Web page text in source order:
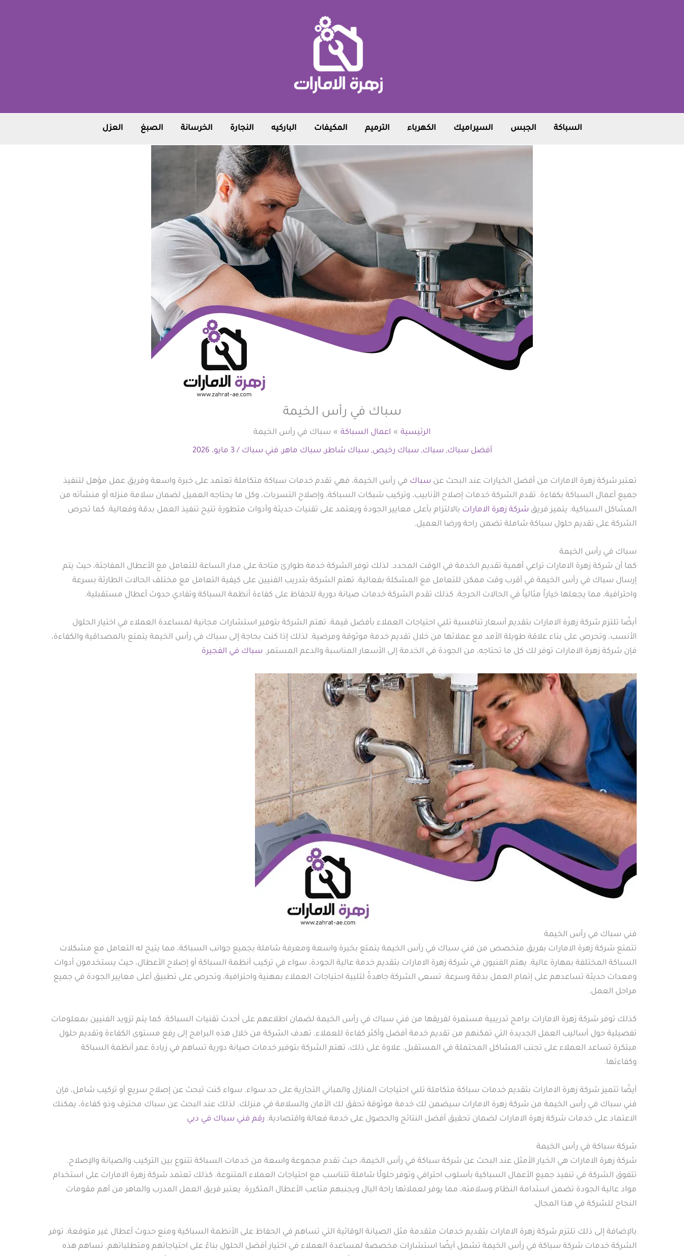
السباكة الجبس السيراميك الكهرباء الترميم المكيفات الباركيه النجارة الخرسانة الصبغ العزل
سباك في رأس الخيمة
الرئيسية اعمال السباكة سباك في رأس الخيمة
أفضل سباك, سباك, سباك رخيص, سباك شاطر, سباك ماهر, فني سباك /3 مايو، 2026
تعتبر شركة زهرة الامارات من أفضل الخيارات عند البحث عن سباك في رأس الخيمة، فهي تقدم خدمات سباكة متكاملة تعتمد على خبرة واسعة وفريق عمل مؤهل لتنفيذ
جميع أعمال السباكة بكفاءة. تقدم الشركة خدمات إصلاح الأنابيب، وتركيب شبكات السباكة، وإصلاح التسربات، وكل ما يحتاجه العميل لضمان سلامة منزله أو منشأته من
المشاكل السباكية. يتميز فريق شركة زهرة الامارات بالالتزام بأعلى معايير الجودة ويعتمد على تقنيات حديثة وأدوات متطورة تتيح تنفيذ العمل بدقة وفعالية. كما تحرص
الشركة على تقديم حلول سباكة شاملة تضمن راحة ورضا العميل.
سباك في رأس الخيمة
كما أن شركة زهرة الامارات تراعي أهمية تقديم الخدمة في الوقت المحدد. لذلك توفر الشركة خدمة طوارئ متاحة على مدار الساعة للتعامل مع الأعطال المفاجئة، حيث يتم
إرسال سباك في رأس الخيمة في أقرب وقت ممكن للتعامل مع المشكلة بفعالية. تهتم الشركة بتدريب الفنيين على كيفية التعامل مع مختلف الحالات الطارئة بسرعة
واحترافية، مما يجعلها خياراً مثالياً في الحالات الحرجة. كذلك تقدم الشركة خدمات صيانة دورية للحفاظ على كفاءة أنظمة السباكة وتفادي حدوث أعطال مستقبلية.
أيضًا تلتزم شركة زهرة الامارات بتقديم أسعار تنافسية تلبي احتياجات العملاء بأفضل قيمة. تهتم الشركة بتوفير استشارات مجانية لمساعدة العملاء في اختيار الحلول
الأنسب، وتحرص على بناء علاقة طويلة الأمد مع عملائها من خلال تقديم خدمة موثوقة ومرضية. لذلك إذا كنت بحاجة إلى سباك في رأس الخيمة يتمتع بالمصداقية والكفاءة،
فإن شركة زهرة الامارات توفر لك كل ما تحتاجه، من الجودة في الخدمة إلى الأسعار المناسبة والدعم المستمر. سباك في الفجيرة
فني سباك في رأس الخيمة
تتمتع شركة زهرة الامارات بفريق متخصص من فني سباك في رأس الخيمة يتمتع بخبرة واسعة ومعرفة شاملة بجميع جوانب السباكة، مما يتيح له التعامل مع مشكلات
السباكة المختلفة بمهارة عالية. يهتم الفنيون في شركة زهرة الامارات بتقديم خدمة عالية الجودة، سواء في تركيب أنظمة السباكة أو إصلاح الأعطال، حيث يستخدمون أدوات
ومعدات حديثة تساعدهم على إتمام العمل بدقة وسرعة. تسعى الشركة جاهدةً لتلبية احتياجات العملاء بمهنية واحترافية، وتحرص على تطبيق أعلى معايير الجودة في جميع
مراحل العمل.
كذلك توفر شركة زهرة الامارات برامج تدريبية مستمرة لفريقها من فني سباك في رأس الخيمة لضمان اطلاعهم على أحدث تقنيات السباكة. كما يتم تزويد الفنيين بمعلومات
تفصيلية حول أساليب العمل الجديدة التي تمكنهم من تقديم خدمة أفضل وأكثر كفاءة للعملاء. تهدف الشركة من خلال هذه البرامج إلى رفع مستوى الكفاءة وتقديم حلول
مبتكرة تساعد العملاء على تجنب المشاكل المحتملة في المستقبل. علاوة على ذلك، تهتم الشركة بتوفير خدمات صيانة دورية تساهم في زيادة عمر أنظمة السباكة
وكفاءتها.
أيضًا تتميز شركة زهرة الامارات بتقديم خدمات سباكة متكاملة تلبي احتياجات المنازل والمباني التجارية على حد سواء. سواء كنت تبحث عن إصلاح سريع أو تركيب شامل، فإن
فني سباك في رأس الخيمة من شركة زهرة الامارات سيضمن لك خدمة موثوقة تحقق لك الأمان والسلامة في منزلك. لذلك عند البحث عن سباك محترف وذو كفاءة، يمكنك
الاعتماد على خدمات شركة زهرة الامارات لضمان تحقيق أفضل النتائج والحصول على خدمة فعالة واقتصادية. رقم فني سباك في دبي
شركة سباكة في رأس الخيمة
شركة زهرة الامارات هي الخيار الأمثل عند البحث عن شركة سباكة في رأس الخيمة، حيث تقدم مجموعة واسعة من خدمات السباكة تتنوع بين التركيب والصيانة والإصلاح.
تتفوق الشركة في تنفيذ جميع الأعمال السباكية بأسلوب احترافي وتوفر حلولًا شاملة تتناسب مع احتياجات العملاء المتنوعة. كذلك تعتمد شركة زهرة الامارات على استخدام
مواد عالية الجودة تضمن استدامة النظام وسلامته، مما يوفر لعملائها راحة البال ويجنبهم متاعب الأعطال المتكررة. يعتبر فريق العمل المدرب والماهر من أهم مقومات
النجاح للشركة في هذا المجال.
بالإضافة إلى ذلك تلتزم شركة زهرة الامارات بتقديم خدمات متقدمة مثل الصيانة الوقائية التي تساهم في الحفاظ على الأنظمة السباكية ومنع حدوث أعطال غير متوقعة. توفر
الشركة خدمات شركة سباكة في رأس الخيمة تشمل أيضًا استشارات مخصصة لمساعدة العملاء في اختيار أفضل الحلول بناءً على احتياجاتهم ومتطلباتهم. تساهم هذه